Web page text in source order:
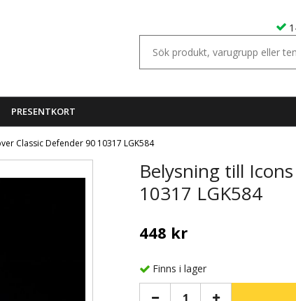
PRESENTKORT
Classic Defender 90 10317 LGK584
Belysning till
10317 LGK584
448 kr
Finns i lager